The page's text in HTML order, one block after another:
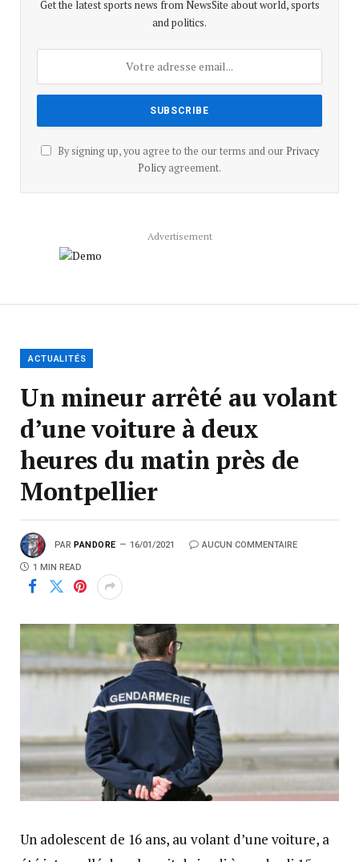
Get the latest sports news from NewsSite about world, sports
and politics.
By signing up, you agree to the our terms and our Privacy
Policyagreement.
Advertisement
ACTUALITÉS
Un mineur arrêté au volant
d’une voiture à deux
heures du matin près de
Montpellier
PAR PANDORE 16/01/2021 AUCUN COMMENTAIRE
1 MIN READ
Un adolescent de 16 ans, au volant d’une voiture, a